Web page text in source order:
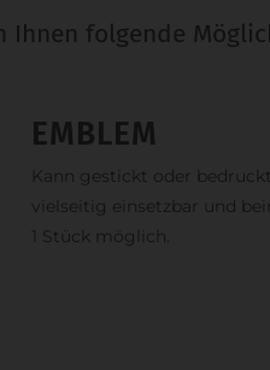
Ihnen folgende
EMBLEM
Kann gestickt oder
vielseitig einsetzbar und
1 Stück möglich.